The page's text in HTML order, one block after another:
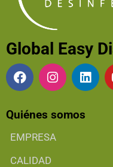
Global Easy
Quiénes somos
EMPRESA
CALIDAD